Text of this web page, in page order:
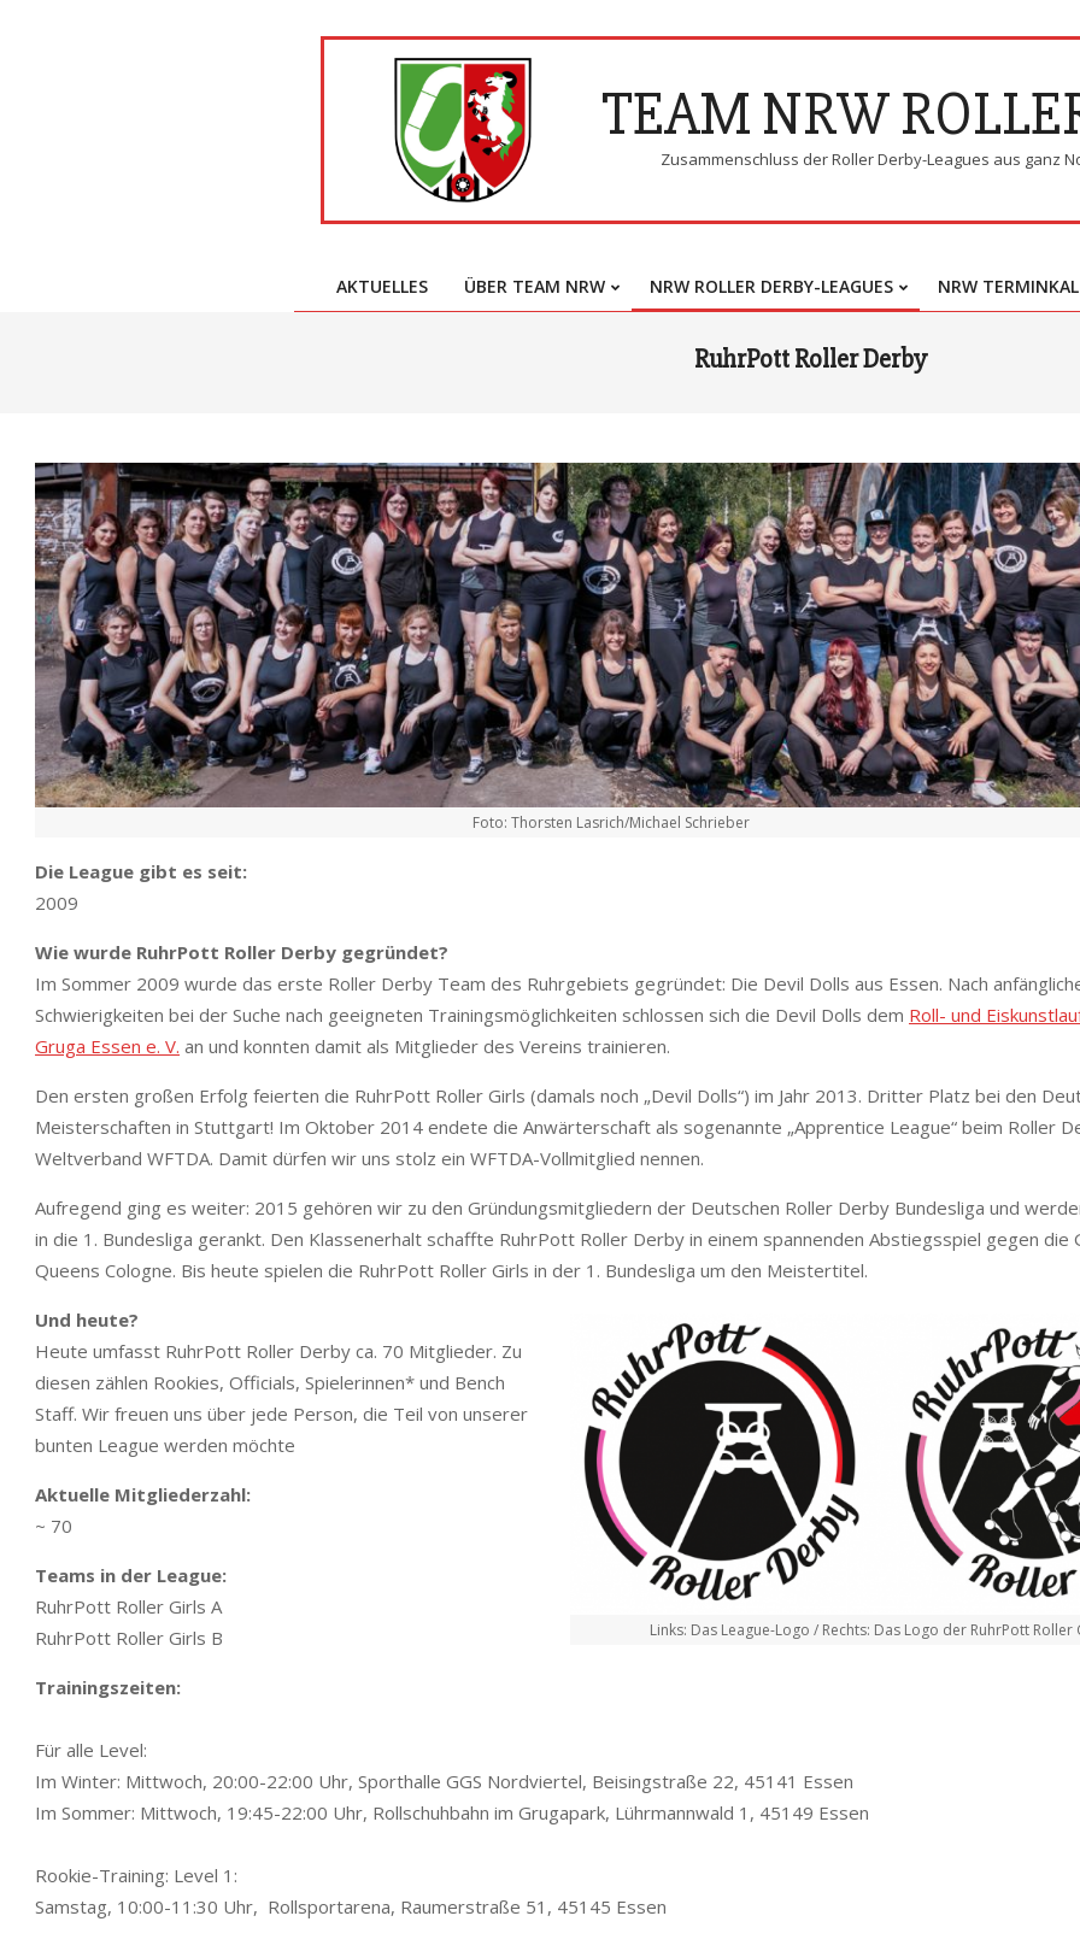
TEAM NRW
Zusammenschluss der Roller Derby-Leagues aus ganz
Primary
Menu
AKTUELLES ÜBER TEAM NRW NRW ROLLER DERBY-LEAGUES NRW
RuhrPott Roller Derby
Foto: Thorsten Lasrich/Michael Schrieber
Die League gibt es seit:
2009
Wie wurde RuhrPott Roller Derby gegründet?
Im Sommer 2009 wurde das erste Roller Derby Team des Ruhrgebiets gegründet: Die Devil Dolls aus Essen. Nach
Schwierigkeiten bei der Suche nach geeigneten Trainingsmöglichkeiten schlossen sich die Devil Dolls dem Roll- und
Gruga Essen e. V. an und konnten damit als Mitglieder des Vereins trainieren.
Den ersten großen Erfolg feierten die RuhrPott Roller Girls (damals noch „Devil Dolls“) im Jahr 2013. Dritter Platz bei den
Meisterschaften in Stuttgart! Im Oktober 2014 endete die Anwärterschaft als sogenannte „Apprentice League“ beim Roller
Weltverband WFTDA. Damit dürfen wir uns stolz ein WFTDA-Vollmitglied nennen.
Aufregend ging es weiter: 2015 gehören wir zu den Gründungsmitgliedern der Deutschen Roller Derby Bundesliga und
in die 1. Bundesliga gerankt. Den Klassenerhalt schaffte RuhrPott Roller Derby in einem spannenden Abstiegsspiel gegen die
Queens Cologne. Bis heute spielen die RuhrPott Roller Girls in der 1. Bundesliga um den Meistertitel.
Links: Das League-Logo / Rechts: Das Logo der RuhrPott Roller
Und heute?
Heute umfasst RuhrPott Roller Derby ca. 70 Mitglieder. Zu
diesen zählen Rookies, Officials, Spielerinnen* und Bench
Staff. Wir freuen uns über jede Person, die Teil von unserer
bunten League werden möchte
Aktuelle Mitgliederzahl:
~ 70
Teams in der League:
RuhrPott Roller Girls A
RuhrPott Roller Girls B
Trainingszeiten:
Für alle Level:
Im Winter: Mittwoch, 20:00-22:00 Uhr, Sporthalle GGS Nordviertel, Beisingstraße 22, 45141 Essen
Im Sommer: Mittwoch, 19:45-22:00 Uhr, Rollschuhbahn im Grugapark, Lührmannwald 1, 45149 Essen
Rookie-Training: Level 1:
Samstag, 10:00-11:30 Uhr, Rollsportarena, Raumerstraße 51, 45145 Essen